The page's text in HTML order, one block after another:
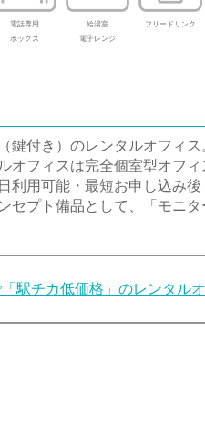
電話専用
ボックス
給湯室
電子レンジ
フリードリンク
鍵付き）のレンタルオフィス
オフィスは完全個室型オフ
利用可能・最短お申し込み
セプト備品として、「モニ
駅チカ低価格」のレンタル